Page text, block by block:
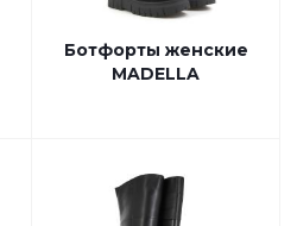
Ботфорты женские
MADELLA